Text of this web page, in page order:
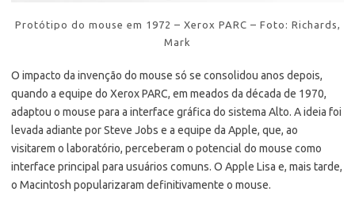
Protótipo do mouse em 1972 – Xerox PARC – Foto: Richards,
Mark
O impacto da invenção do mouse só se consolidou anos depois,
quando a equipe do Xerox PARC, em meados da década de 1970,
adaptou o mouse para a interface gráfica do sistema Alto. A ideia foi
levada adiante por Steve Jobs e a equipe da Apple, que, ao
visitarem o laboratório, perceberam o potencial do mouse como
interface principal para usuários comuns. O Apple Lisa e, mais tarde,
o Macintosh popularizaram definitivamente o mouse.